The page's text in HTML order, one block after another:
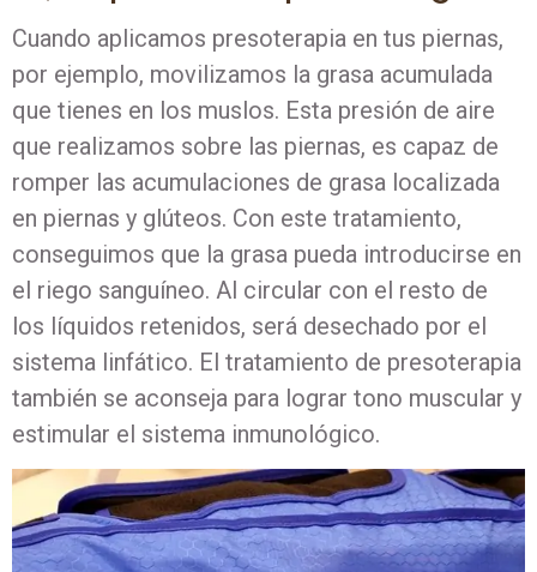
Cuando aplicamos presoterapia en tus piernas,
por ejemplo, movilizamos la grasa acumulada
que tienes en los muslos. Esta presión de aire
que realizamos sobre las piernas, es capaz de
romper las acumulaciones de grasa localizada
en piernas y glúteos. Con este tratamiento,
conseguimos que la grasa pueda introducirse en
el riego sanguíneo. Al circular con el resto de
los líquidos retenidos, será desechado por el
sistema linfático. El tratamiento de presoterapia
también se aconseja para lograr tono muscular y
estimular el sistema inmunológico.